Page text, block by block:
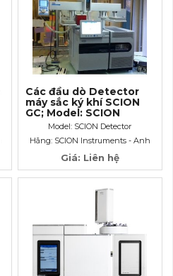
Các đầu dò Detector
máy sắc ký khí SCION
GC; Model: SCION
Detector
Model: SCION Detector
Hãng: SCION Instruments - Anh
Giá: Liên hệ